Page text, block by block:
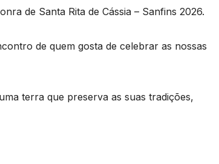
de Santa Rita de Cássia – Sanfins 2026.
de quem gosta de celebrar as nossas
terra que preserva as suas tradições,